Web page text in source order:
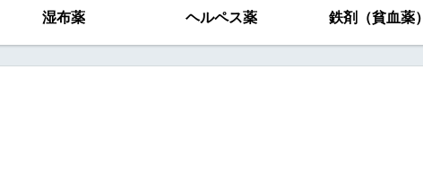
湿布薬 ヘルペス薬 鉄剤（貧血薬）